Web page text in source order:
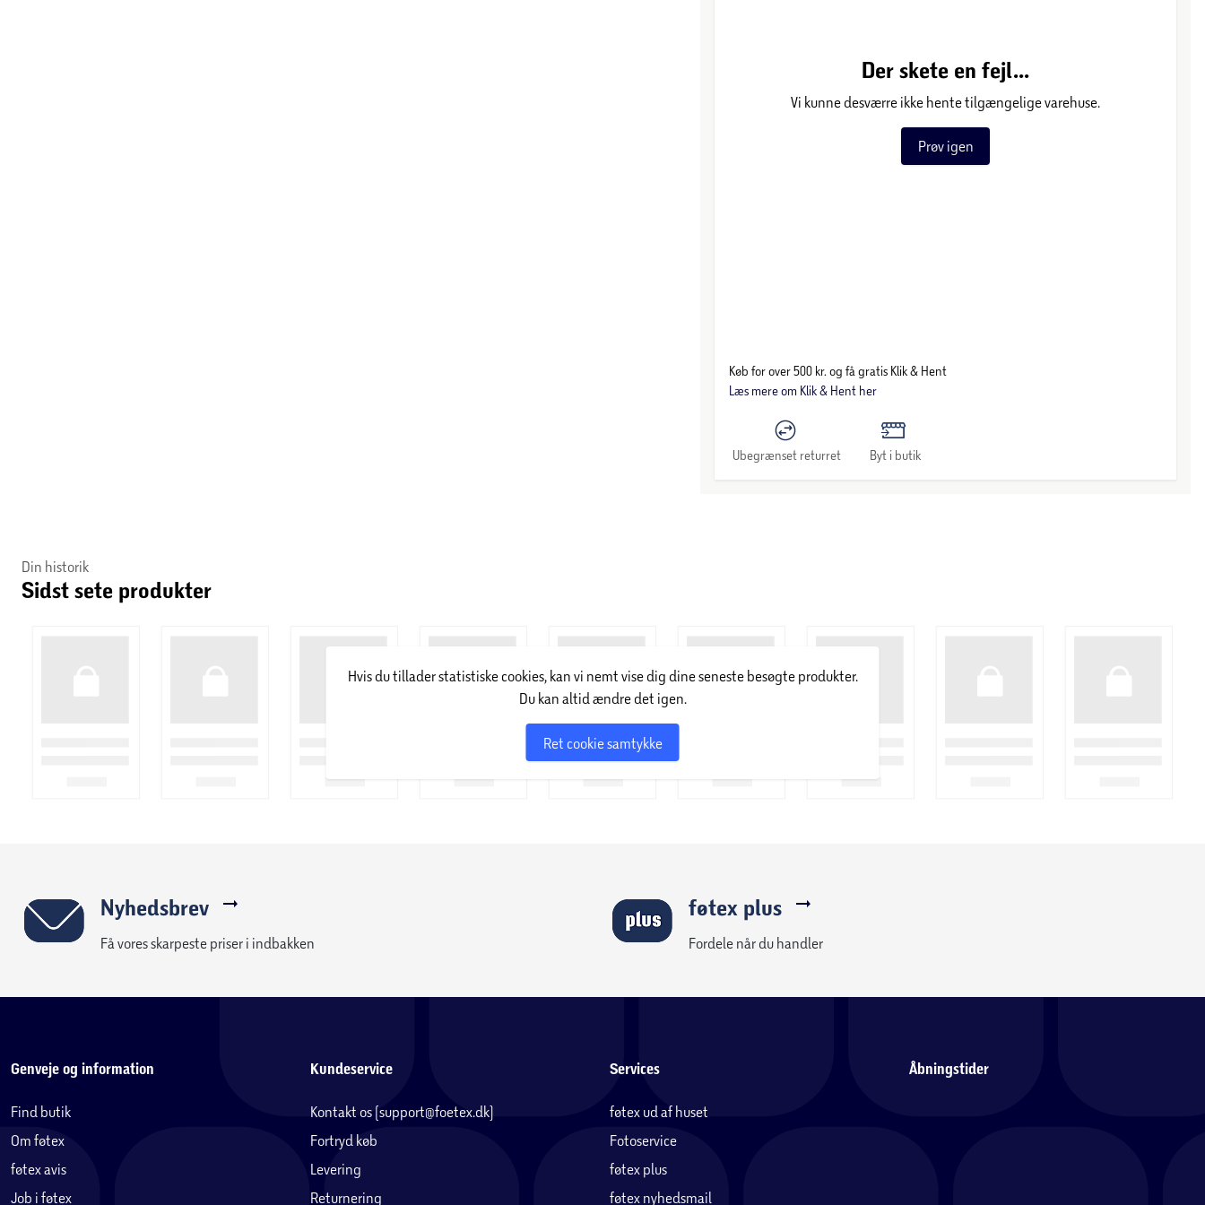
Der skete en fejl...
Vi kunne desværre ikke hente tilgængelige varehuse.
Prøv igen
Køb for over 500 kr. og få gratis Klik & Hent
Læs mere om Klik & Hent her
Ubegrænset returret Byt i butik
Din historik
Sidst sete produkter
Hvis du tillader statistiske cookies, kan vi nemt vise dig dine seneste besøgte produkter.
Du kan altid ændre det igen.
Ret cookie samtykke
Nyhedsbrev
Få vores skarpeste priser i indbakken
føtex plus
Fordele når du handler
Genveje og information
Find butik
Om føtex
føtex avis
Job i føtex
Kundeservice
Kontakt os (support@foetex.dk)
Fortryd køb
Levering
Returnering
Services
føtex ud af huset
Fotoservice
føtex plus
føtex nyhedsmail
Åbningstider